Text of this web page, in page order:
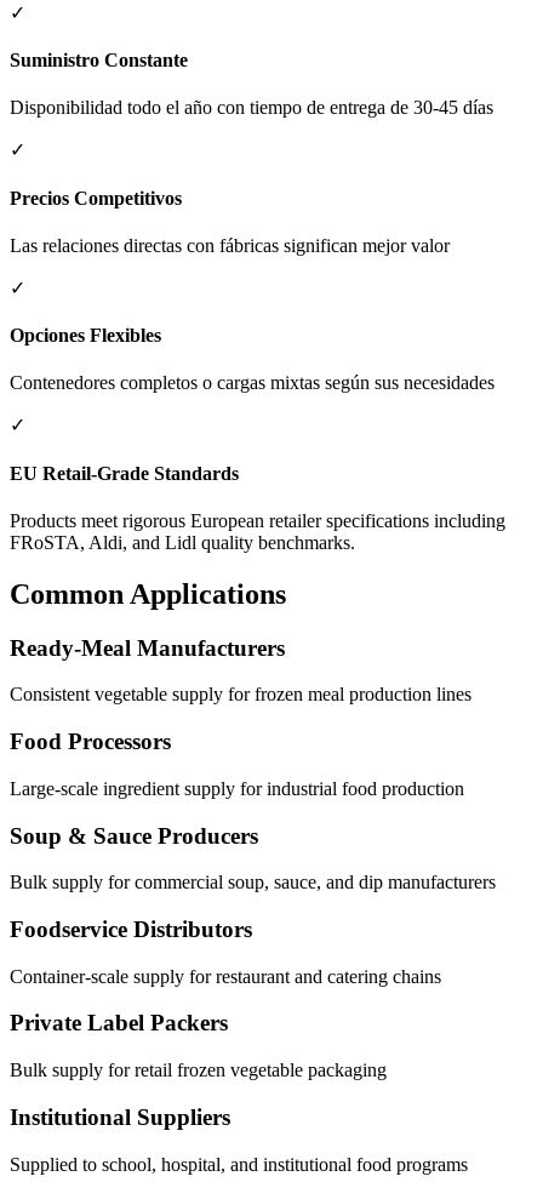
✓
Suministro Constante
Disponibilidad todo el año con tiempo de entrega de 30-45 días
✓
Precios Competitivos
Las relaciones directas con fábricas significan mejor valor
✓
Opciones Flexibles
Contenedores completos o cargas mixtas según sus necesidades
✓
EU Retail-Grade Standards
Products meet rigorous European retailer specifications including
FRoSTA, Aldi, and Lidl quality benchmarks.
Common Applications
Ready-Meal Manufacturers
Consistent vegetable supply for frozen meal production lines
Food Processors
Large-scale ingredient supply for industrial food production
Soup & Sauce Producers
Bulk supply for commercial soup, sauce, and dip manufacturers
Foodservice Distributors
Container-scale supply for restaurant and catering chains
Private Label Packers
Bulk supply for retail frozen vegetable packaging
Institutional Suppliers
Supplied to school, hospital, and institutional food programs